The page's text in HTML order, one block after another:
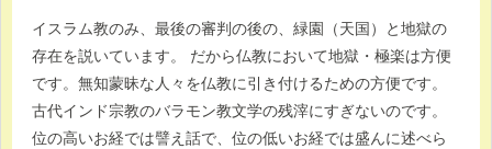
イスラム教のみ、最後の審判の後の、緑園（天国）と地獄の
存在を説いています。 だから仏教において地獄・極楽は方便
です。無知蒙昧な人々を仏教に引き付けるための方便です。
古代インド宗教のバラモン教文学の残滓にすぎないのです。
位の高いお経では譬え話で、位の低いお経では盛んに述べら